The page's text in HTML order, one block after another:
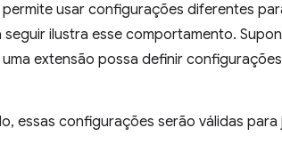
usar configurações diferentes
ilustra esse comportamento.
extensão possa definir
essas configurações serão válidas para